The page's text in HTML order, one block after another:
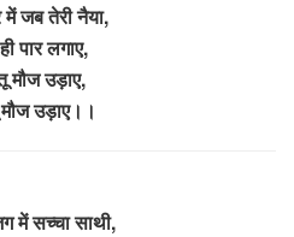
जब तेरी नैया,
पार लगाए,
मौज उड़ाए,
उड़ाए।।
में सच्चा साथी,